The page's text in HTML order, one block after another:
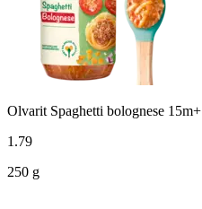
Olvarit Spaghetti bolognese 15m+
1 .79
250 g